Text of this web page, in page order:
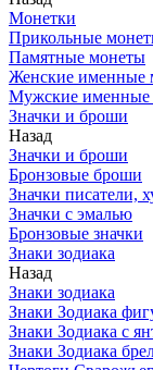
Монетки
Прикольные
Памятные монеты
Женские именные
Мужские именные
Значки и броши
Назад
Значки и броши
Бронзовые броши
Значки писатели,
Значки с эмалью
Бронзовые значки
Знаки зодиака
Назад
Знаки зодиака
Знаки Зодиака
Знаки Зодиака с
Знаки Зодиака